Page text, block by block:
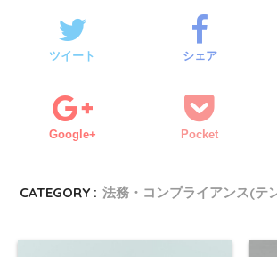
ツイート シェア
Google+ Pocket
CATEGORY : 法務・コンプライアンス(テ